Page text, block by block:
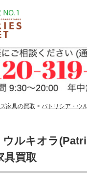
家具の買取 > パトリシア・ウ
ルキオラ
具買取